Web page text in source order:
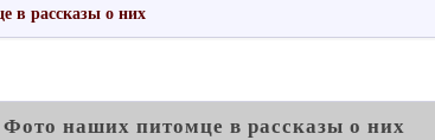
в рассказы о них
Фото наших питомце в рассказы о них